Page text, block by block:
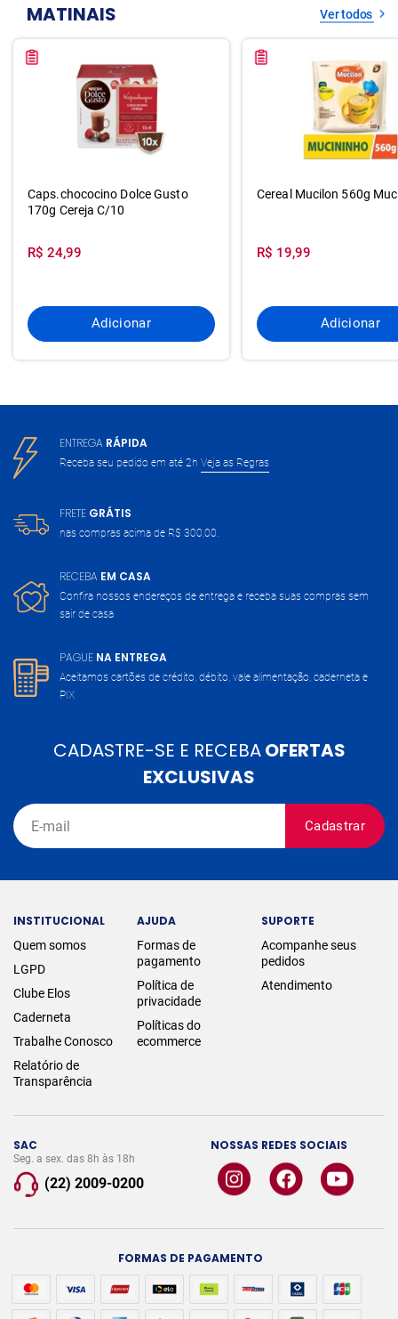
MATINAIS Ver todos
Caps.chococino Dolce Gusto
170g Cereja C/10
R$ 24,99
Adicionar
Cereal Mucilon 560g
R$ 19,99
Adicionar
ENTREGA RÁPIDA
Receba seu pedido em até 2h Veja as Regras
FRETE GRÁTIS
nas compras acima de R$ 300,00.
RECEBA EM CASA
Confira nossos endereços de entrega e receba suas compras sem
sair de casa
PAGUE NA ENTREGA
Aceitamos cartões de crédito, débito, vale alimentação, caderneta e
PIX
CADASTRE-SE E RECEBAOFERTAS
EXCLUSIVAS
Cadastrar
SAC
Seg. a sex. das 8h às 18h
(22) 2009-0200
NOSSAS REDES SOCIAIS
INSTITUCIONAL
Quem somos
LGPD
Clube Elos
Caderneta
Trabalhe Conosco
Relatório de
Transparência
AJUDA
Formas de
pagamento
Política de
privacidade
Políticas do
ecommerce
SUPORTE
Acompanhe seus
pedidos
Atendimento
FORMAS DE PAGAMENTO